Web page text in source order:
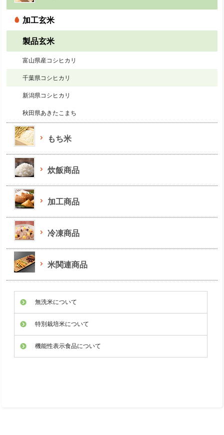
加工玄米
製品玄米
富山県産コシヒカリ
千葉県コシヒカリ
新潟県コシヒカリ
秋田県あきたこまち
もち米
炊飯商品
加工商品
冷凍商品
米関連商品
無洗米について
特別栽培米について
機能性表示食品について